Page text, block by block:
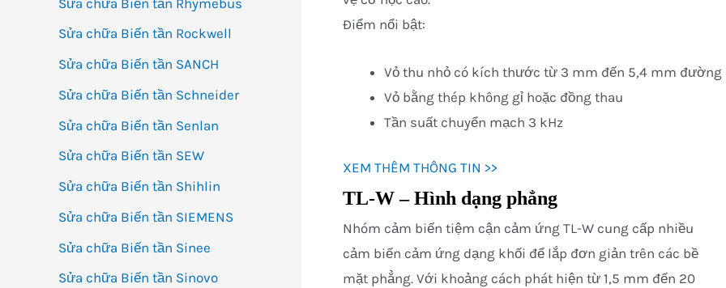
Sửa chữa Biến tần Rockwell
Sửa chữa Biến tần SANCH
Sửa chữa Biến tần Schneider
Sửa chữa Biến tần Senlan
Sửa chữa Biến tần SEW
Sửa chữa Biến tần Shihlin
Sửa chữa Biến tần SIEMENS
Sửa chữa Biến tần Sinee
Sửa chữa Biến tần Sinovo
Điểm nổi bật:
Vỏ thu nhỏ có kích thước từ 3 mm đến 5,4 mm
Vỏ bằng thép không gỉ hoặc đồng thau
Tần suất chuyển mạch 3 kHz
XEM THÊM THÔNG TIN >>
TL-W – Hình dạng phẳng
Nhóm cảm biến tiệm cận cảm ứng TL-W cung cấp nhiều
cảm biến cảm ứng dạng khối để lắp đơn giản trên các bề
mặt phẳng. Với khoảng cách phát hiện từ 1,5 mm đến 20